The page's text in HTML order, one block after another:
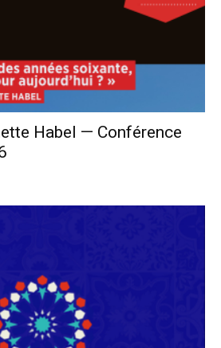
Habel — Conférence